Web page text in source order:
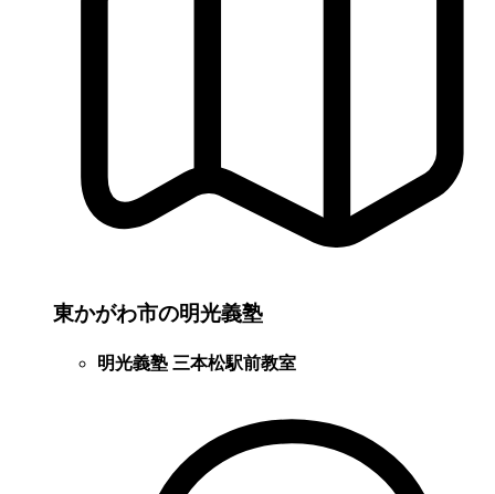
東かがわ市の明光義塾
明光義塾 三本松駅前教室